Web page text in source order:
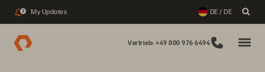
2 My Updates DE / DE
Vertrieb: +49 800 976 6494